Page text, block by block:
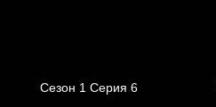
Сезон 1 Серия 6